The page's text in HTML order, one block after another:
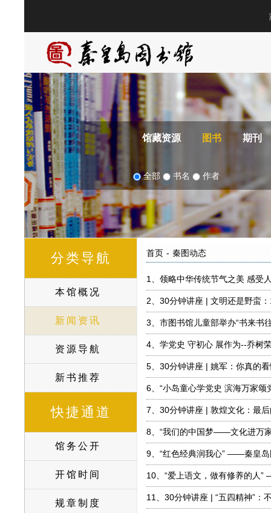
馆藏资源 图书 期刊
全部 书名 作者
分类导航
本馆概况
新闻资讯
资源导航
新书推荐
快捷通道
馆务公开
开馆时间
规章制度
首页 - 秦图动态
1、 领略中华传统节气之美 感受
2、 30分钟讲座 | 文明还是野蛮
3、 市图书馆儿童部举办“书来书
4、 学党史 守初心 展作为--乔树
5、 30分钟讲座 | 姚军：你真的
6、 “小岛童心学党史 滨海万家颂
7、 30分钟讲座 | 敦煌文化：最
8、 “我们的中国梦——文化进万
9、 “红色经典润我心” ——秦皇
10、 “爱上语文，做有修养的人
11、 30分钟讲座 | “五四精神”：